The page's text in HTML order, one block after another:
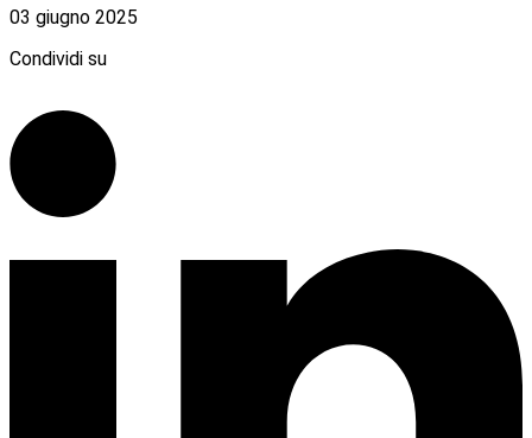
03 giugno 2025
Condividi su